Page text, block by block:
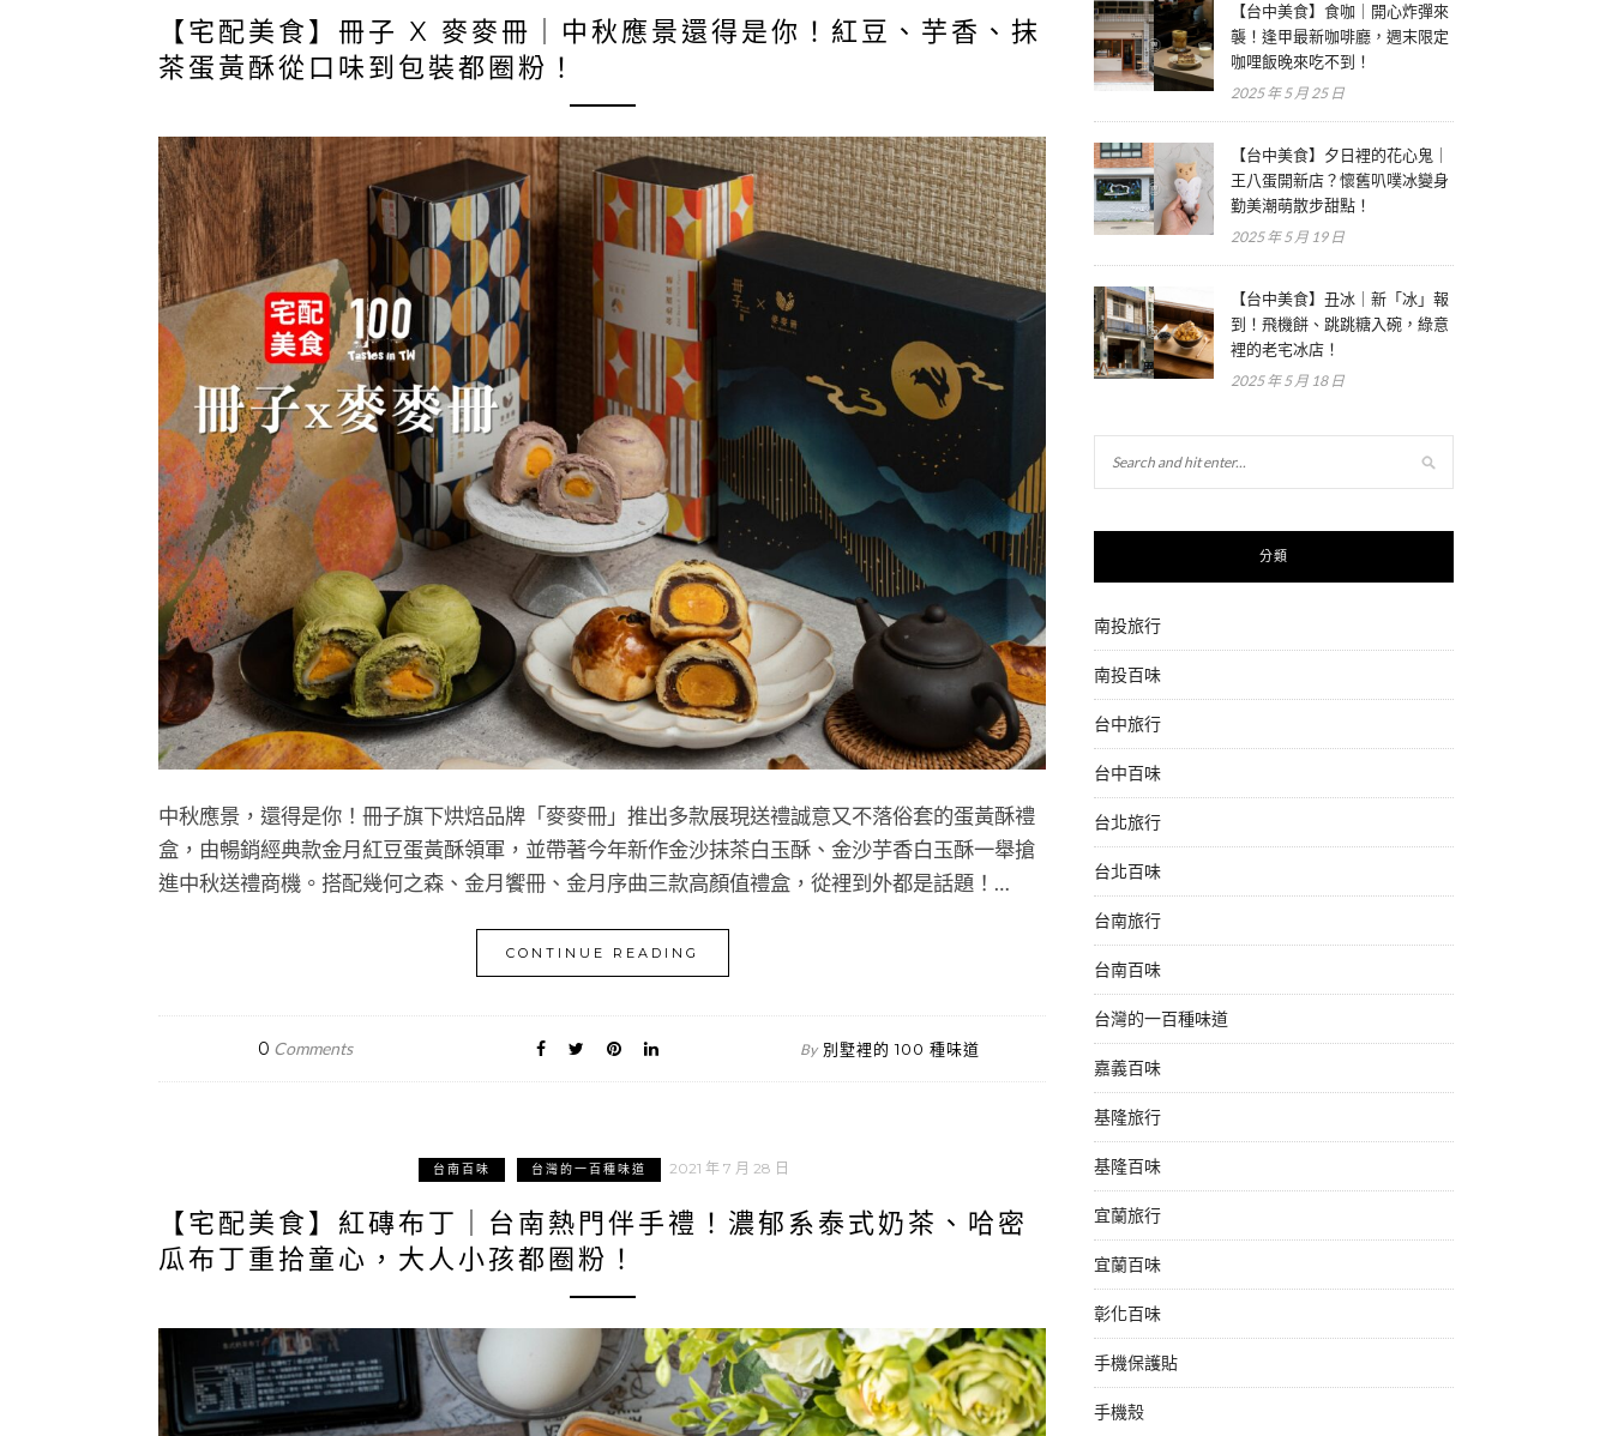
【宅配美食】冊子 X 麥麥冊｜中秋應景還得是你！紅豆、芋香、抹
茶蛋黃酥從口味到包裝都圈粉！
中秋應景，還得是你！冊子旗下烘焙品牌「麥麥冊」推出多款展現送禮誠意又不落俗套的蛋黃酥禮
盒，由暢銷經典款金月紅豆蛋黃酥領軍，並帶著今年新作金沙抹茶白玉酥、金沙芋香白玉酥一舉搶
進中秋送禮商機。搭配幾何之森、金月饗冊、金月序曲三款高顏值禮盒，從裡到外都是話題！…
CONTINUE READING
0 Comments By 別墅裡的 100 種味道
台南百味 台灣的一百種味道 2021 年 7 月 28 日
【宅配美食】紅磚布丁｜台南熱門伴手禮！濃郁系泰式奶茶、哈密
瓜布丁重拾童心，大人小孩都圈粉！
【台中美食】食咖｜開心炸彈來
襲！逢甲最新咖啡廳，週末限定
咖哩飯晚來吃不到！
2025 年 5 月 25 日
【台中美食】夕日裡的花心鬼｜
王八蛋開新店？懷舊叭噗冰變身
勤美潮萌散步甜點！
2025 年 5 月 19 日
【台中美食】丑冰｜新「冰」報
到！飛機餅、跳跳糖入碗，綠意
裡的老宅冰店！
2025 年 5 月 18 日
分類
南投旅行
南投百味
台中旅行
台中百味
台北旅行
台北百味
台南旅行
台南百味
台灣的一百種味道
嘉義百味
基隆旅行
基隆百味
宜蘭旅行
宜蘭百味
彰化百味
手機保護貼
手機殼